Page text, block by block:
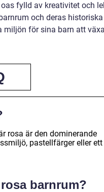
fylld av kreativitet och
och deras
miljön för sina barn att
rosa är den dominerande
pastellfärger eller ett
barnrum?